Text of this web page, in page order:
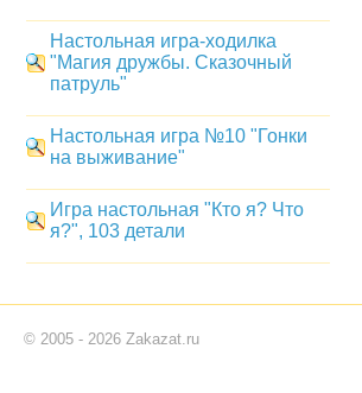
Настольная игра-ходилка
"Магия дружбы. Сказочный
патруль"
Настольная игра №10 "Гонки
на выживание"
Игра настольная "Кто я? Что
я?", 103 детали
© 2005 - 2026 Zakazat.ru